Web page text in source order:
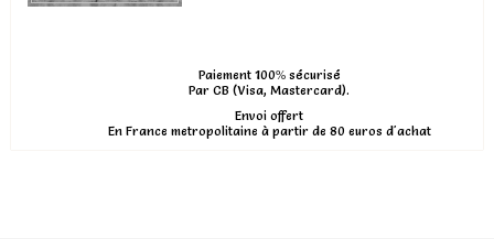
Paiement 100% sécurisé
Par CB (Visa, Mastercard).
Envoi offert
En France metropolitaine à partir de 80 euros d'achat